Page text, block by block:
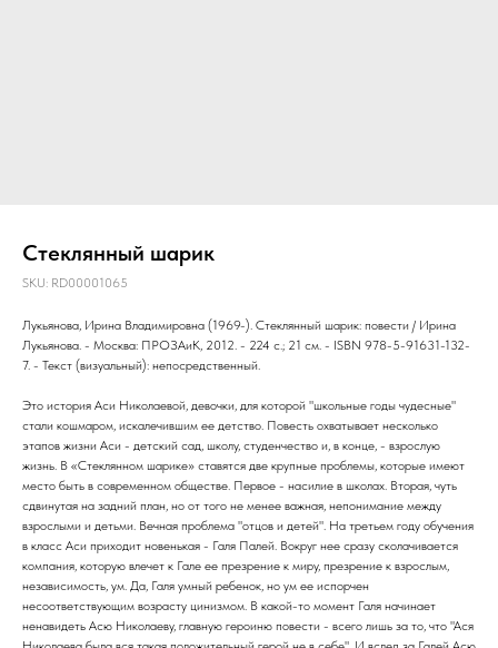
Стеклянный шарик
SKU: RD00001065
Лукьянова, Ирина Владимировна (1969-). Стеклянный шарик: повести / Ирина
Лукьянова. - Москва: ПРОЗАиК, 2012. - 224 с.; 21 см. - ISBN 978-5-91631-132-
7. - Текст (визуальный): непосредственный.
Это история Аси Николаевой, девочки, для которой "школьные годы чудесные"
стали кошмаром, искалечившим ее детство. Повесть охватывает несколько
этапов жизни Аси - детский сад, школу, студенчество и, в конце, - взрослую
жизнь. В «Стеклянном шарике» ставятся две крупные проблемы, которые имеют
место быть в современном обществе. Первое - насилие в школах. Вторая, чуть
сдвинутая на задний план, но от того не менее важная, непонимание между
взрослыми и детьми. Вечная проблема "отцов и детей". На третьем году обучения
в класс Аси приходит новенькая - Галя Палей. Вокруг нее сразу сколачивается
компания, которую влечет к Гале ее презрение к миру, презрение к взрослым,
независимость, ум. Да, Галя умный ребенок, но ум ее испорчен
несоответствующим возрасту цинизмом. В какой-то момент Галя начинает
ненавидеть Асю Николаеву, главную героиню повести - всего лишь за то, что "Ася